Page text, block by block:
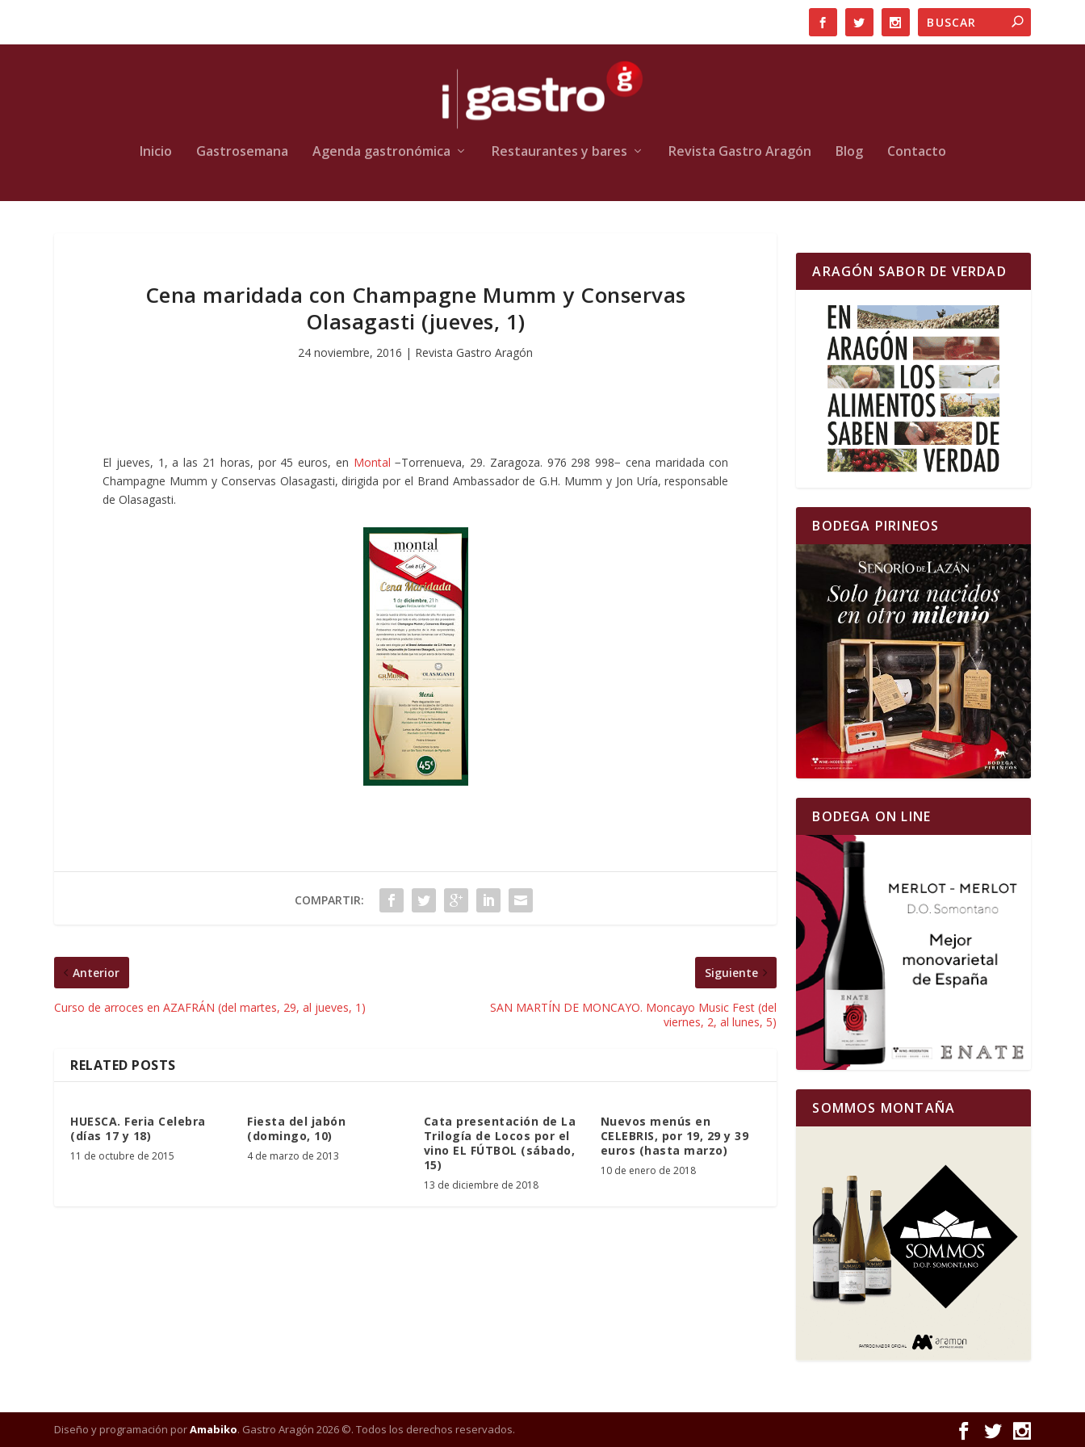
Inicio Gastrosemana Agenda gastronómica Restaurantes y bares Revista Gastro Aragón Blog Contacto
Cena maridada con Champagne Mumm y Conservas
Olasagasti (jueves, 1)
24 noviembre, 2016 | Revista Gastro Aragón
El jueves, 1, a las 21 horas, por 45 euros, en Montal −Torrenueva, 29. Zaragoza. 976 298 998− cena maridada con
Champagne Mumm y Conservas Olasagasti, dirigida por el Brand Ambassador de G.H. Mumm y Jon Uría, responsable
de Olasagasti.
COMPARTIR:
Anterior
Curso de arroces en AZAFRÁN (del martes, 29, al jueves, 1)
Siguiente
SAN MARTÍN DE MONCAYO. Moncayo Music Fest (del
viernes, 2, al lunes, 5)
RELATED POSTS
HUESCA. Feria Celebra
(días 17 y 18)
11 de octubre de 2015
Fiesta del jabón
(domingo, 10)
4 de marzo de 2013
Cata presentación de La
Trilogía de Locos por el
vino EL FÚTBOL (sábado,
15)
13 de diciembre de 2018
Nuevos menús en
CELEBRIS, por 19, 29 y 39
euros (hasta marzo)
10 de enero de 2018
ARAGÓN SABOR DE VERDAD
BODEGA PIRINEOS
BODEGA ON LINE
SOMMOS MONTAÑA
Diseño y programación porAmabiko. Gastro Aragón 2026 ©. Todos los derechos reservados.